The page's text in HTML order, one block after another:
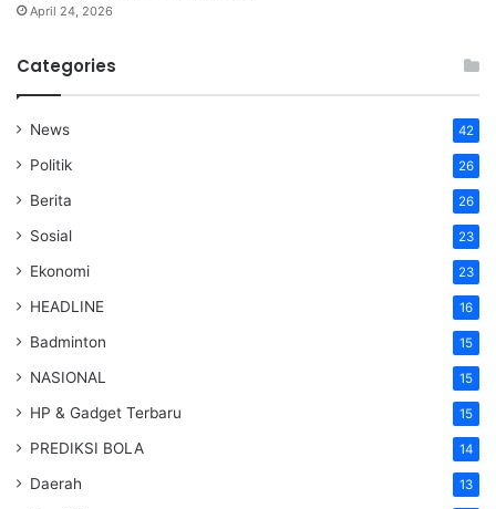
April 24, 2026
Categories
News 42
Politik 26
Berita 26
Sosial 23
Ekonomi 23
HEADLINE 16
Badminton 15
NASIONAL 15
HP & Gadget Terbaru 15
PREDIKSI BOLA 14
Daerah 13